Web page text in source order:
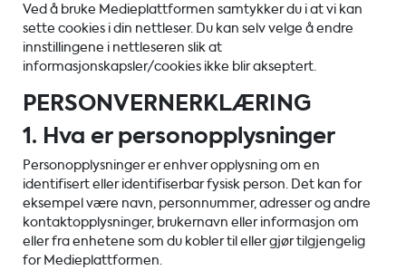
Ved å bruke Medieplattformen samtykker du i at vi kan
sette cookies i din nettleser. Du kan selv velge å endre
innstillingene i nettleseren slik at
informasjonskapsler/cookies ikke blir akseptert.
PERSONVERNERKLÆRING
1. Hva er personopplysninger
Personopplysninger er enhver opplysning om en
identifisert eller identifiserbar fysisk person. Det kan for
eksempel være navn, personnummer, adresser og andre
kontaktopplysninger, brukernavn eller informasjon om
eller fra enhetene som du kobler til eller gjør tilgjengelig
for Medieplattformen.